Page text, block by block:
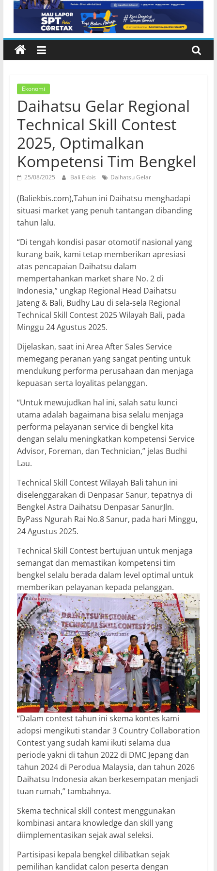
Inggris dan Peluang Studi
Internasional
Ekonomi
​Daihatsu Gelar Regional
Technical Skill Contest
2025, Optimalkan
Kompetensi Tim Bengkel
25/08/2025 Bali Ekbis Daihatsu Gelar
(Baliekbis.com),Tahun ini Daihatsu menghadapi
situasi market yang penuh tantangan dibanding
tahun lalu.
“Di tengah kondisi pasar otomotif nasional yang
kurang baik, kami tetap memberikan apresiasi
atas pencapaian Daihatsu dalam
mempertahankan market share No. 2 di
Indonesia,” ungkap Regional Head Daihatsu
Jateng & Bali, Budhy Lau di sela-sela Regional
Technical Skill Contest 2025 Wilayah Bali, pada
Minggu 24 Agustus 2025.
Dijelaskan, saat ini Area After Sales Service
memegang peranan yang sangat penting untuk
mendukung performa perusahaan dan menjaga
kepuasan serta loyalitas pelanggan.
“Untuk mewujudkan hal ini, salah satu kunci
utama adalah bagaimana bisa selalu menjaga
performa pelayanan service di bengkel kita
dengan selalu meningkatkan kompetensi Service
Advisor, Foreman, dan Technician,” jelas Budhi
Lau.
Technical Skill Contest Wilayah Bali tahun ini
diselenggarakan di Denpasar Sanur, tepatnya di
Bengkel Astra Daihatsu Denpasar SanurJln.
ByPass Ngurah Rai No.8 Sanur, pada hari Minggu,
24 Agustus 2025.
Technical Skill Contest bertujuan untuk menjaga
semangat dan memastikan kompetensi tim
bengkel selalu berada dalam level optimal untuk
memberikan pelayanan kepada pelanggan.
“Dalam contest tahun ini skema kontes kami
adopsi mengikuti standar 3 Country Collaboration
Contest yang sudah kami ikuti selama dua
periode yakni di tahun 2022 di DMC Jepang dan
tahun 2024 di Perodua Malaysia, dan tahun 2026
Daihatsu Indonesia akan berkesempatan menjadi
tuan rumah,” tambahnya.
Skema technical skill contest menggunakan
kombinasi antara knowledge dan skill yang
diimplementasikan sejak awal seleksi.
Partisipasi kepala bengkel dilibatkan sejak
pemilihan kandidat calon peserta dengan